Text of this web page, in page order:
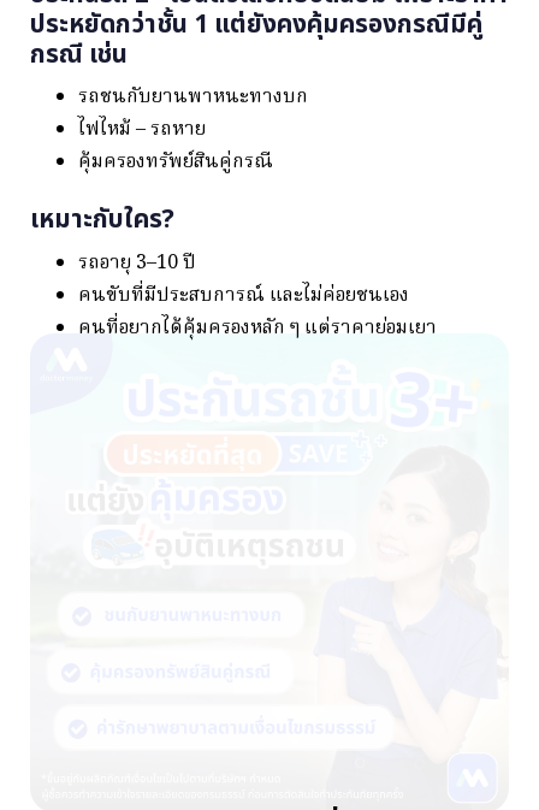
ประหยัดกว่าชั้น 1 แต่ยังคงคุ้มครองกรณีมีคู่
กรณี เช่น
รถชนกับยานพาหนะทางบก
ไฟไหม้ – รถหาย
คุ้มครองทรัพย์สินคู่กรณี
เหมาะกับใคร?
รถอายุ 3–10 ปี
คนขับที่มีประสบการณ์ และไม่ค่อยชนเอง
คนที่อยากได้คุ้มครองหลัก ๆ แต่ราคาย่อมเยา